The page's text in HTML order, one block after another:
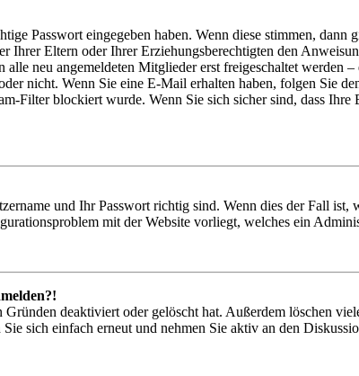
Passwort eingegeben haben. Wenn diese stimmen, dann
Ihrer Eltern oder Ihrer Erziehungsberechtigten den
neu angemeldeten Mitglieder erst freigeschaltet werden
nicht. Wenn Sie eine E-Mail erhalten haben, folgen Sie
Filter blockiert wurde. Wenn Sie sich sicher sind, dass
und Ihr Passwort richtig sind. Wenn dies der Fall ist,
mit der Website vorliegt, welches ein
deaktiviert oder gelöscht hat. Außerdem löschen
sich einfach erneut und nehmen Sie aktiv an den